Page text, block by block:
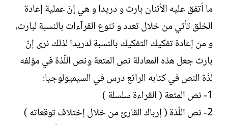
ما أتفق عليه الأثنان بارث و دريدا و هي إنّ عملية إعادة
الخلق تأتي من خلال تعدد و تنوع القرآءات بالنسبة لبارث،
و من إعادة تفكيك التفكيك بالنسبة لدريدا لذلك نرى إنّ
بارث جعل هذه المعادلة نص المتعة ونص اللّذة في مؤلفه
لذّة النص في كتابه الرائع درس في السيميولوجيا:
1- نص المتعة ( القراءة سلسلة )
2- نص اللّذة ( إرباك القارئ من خلال إختلاف توقعاته )